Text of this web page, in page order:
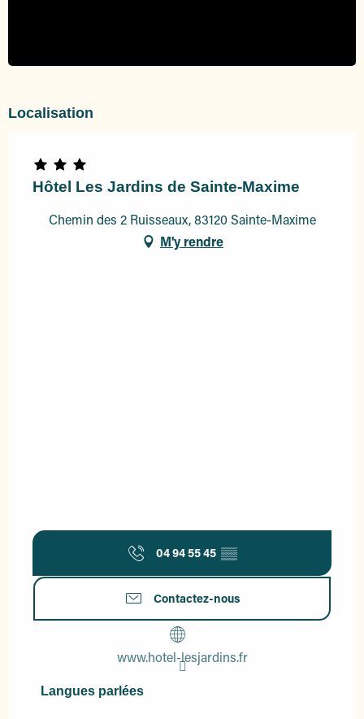
Localisation
Hôtel Les Jardins de Sainte-Maxime
Chemin des 2 Ruisseaux, 83120 Sainte-Maxime
M'y rendre
04 94 55 45 ▒▒
Contactez-nous
www.hotel-lesjardins.fr
Langues parlées
Langues parlées